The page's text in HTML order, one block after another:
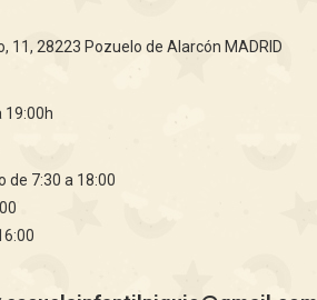
11, 28223 Pozuelo de Alarcón MADRID
19:00h
de 7:30 a 18:00